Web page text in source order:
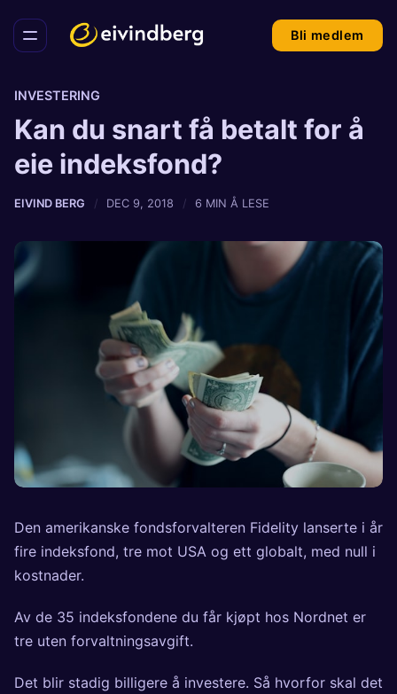
Bli medlem
INVESTERING
Kan du snart få betalt for å
eie indeksfond?
EIVIND BERG DEC 9, 2018 6 MIN Å LESE
Den amerikanske fondsforvalteren Fidelity lanserte i år
fire indeksfond, tre mot USA og ett globalt, med null i
kostnader.
Av de 35 indeksfondene du får kjøpt hos Nordnet er
tre uten forvaltningsavgift.
Det blir stadig billigere å investere. Så hvorfor skal det